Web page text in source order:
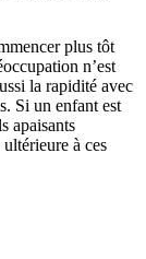
plus tôt
n’est
la rapidité avec
Si un enfant est
apaisants
à ces